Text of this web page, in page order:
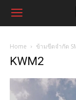
Home ข้ามขีดจำกัด
KWM2